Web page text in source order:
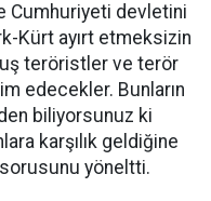
Cumhuriyeti devletini
Kürt ayırt etmeksizin
teröristler ve terör
edecekler. Bunların
biliyorsunuz ki
karşılık geldiğine
yöneltti.